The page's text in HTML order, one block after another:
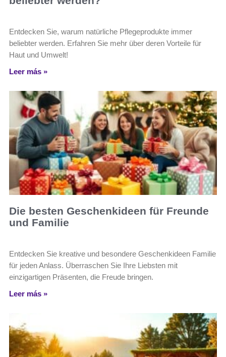
Entdecken Sie, warum natürliche Pflegeprodukte immer
beliebter werden. Erfahren Sie mehr über deren Vorteile für
Haut und Umwelt!
Leer más »
Die besten Geschenkideen für Freunde
und Familie
Entdecken Sie kreative und besondere Geschenkideen Familie
für jeden Anlass. Überraschen Sie Ihre Liebsten mit
einzigartigen Präsenten, die Freude bringen.
Leer más »